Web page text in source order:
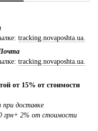
tracking.novaposhta.ua.
tracking.novaposhta.ua.
от 15% от стоимости
при доставке
грн+ 2% от стоимости